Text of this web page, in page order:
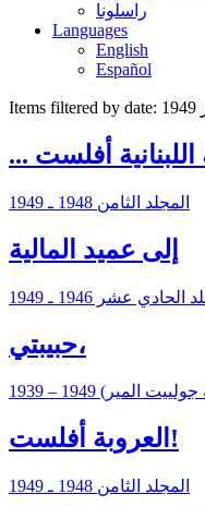
راسلونا
Languages
English
Español
المجلد الثامن 1948 ـ 1949
إلى عميد المالية
الحادي عشر 1946 ـ 1949
حبيبتي،
المير) 1949 – 1939
العروبة أفلست!
المجلد الثامن 1948 ـ 1949